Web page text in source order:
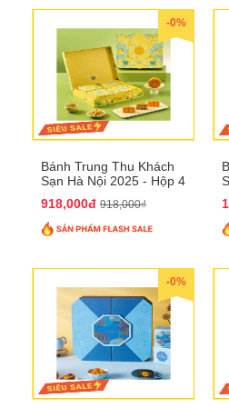
-0%
Bánh Trung Thu Khách
Sạn Hà Nội 2025 - Hộp 4
918,000đ 918,000₫
-0%